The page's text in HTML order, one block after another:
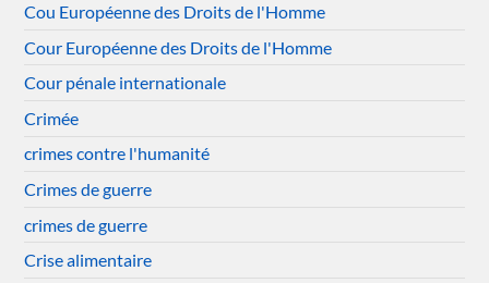
Cou Européenne des Droits de l'Homme
Cour Européenne des Droits de l'Homme
Cour pénale internationale
Crimée
crimes contre l'humanité
Crimes de guerre
crimes de guerre
Crise alimentaire